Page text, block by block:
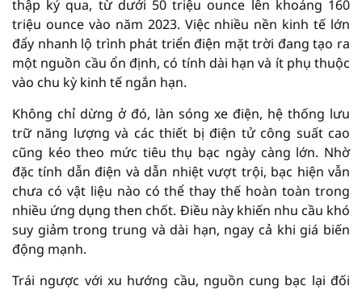
thập kỷ qua, từ dưới 50 triệu ounce lên khoảng 160
triệu ounce vào năm 2023. Việc nhiều nền kinh tế lớn
đẩy nhanh lộ trình phát triển điện mặt trời đang tạo ra
một nguồn cầu ổn định, có tính dài hạn và ít phụ thuộc
vào chu kỳ kinh tế ngắn hạn.
Không chỉ dừng ở đó, làn sóng xe điện, hệ thống lưu
trữ năng lượng và các thiết bị điện tử công suất cao
cũng kéo theo mức tiêu thụ bạc ngày càng lớn. Nhờ
đặc tính dẫn điện và dẫn nhiệt vượt trội, bạc hiện vẫn
chưa có vật liệu nào có thể thay thế hoàn toàn trong
nhiều ứng dụng then chốt. Điều này khiến nhu cầu khó
suy giảm trong trung và dài hạn, ngay cả khi giá biến
động mạnh.
Trái ngược với xu hướng cầu, nguồn cung bạc lại đối